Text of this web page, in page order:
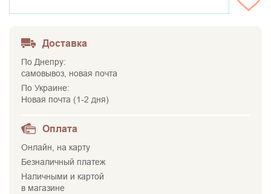
Доставка
По Днепру:
самовывоз, новая почта
По Украине:
Новая почта (1-2 дня)
Оплата
Онлайн, на карту
Безналичный платеж
Наличными и картой
в магазине